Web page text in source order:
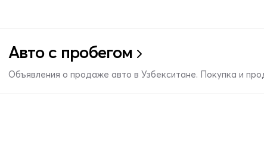
Авто с пробегом
Объявления о продаже авто в Узбекситане. Покупка и